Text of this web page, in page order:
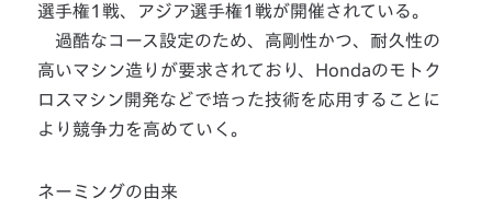
選手権1戦、アジア選手権1戦が開催されている。
過酷なコース設定のため、高剛性かつ、耐久性の
高いマシン造りが要求されており、Hondaのモトク
ロスマシン開発などで培った技術を応用することに
より競争力を高めていく。
ネーミングの由来